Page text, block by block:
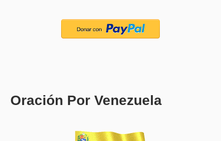
Oración Por Venezuela